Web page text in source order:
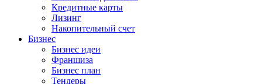
Кредитные карты
Лизинг
Накопительный счет
Бизнес
Бизнес идеи
Франшиза
Бизнес план
Тендеры